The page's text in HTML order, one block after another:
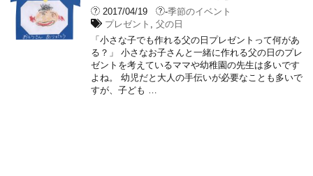
2017/04/19 -季節のイベント
プレゼント
,父の日
「小さな子でも作れる父の日プレゼントって何があ
る？」 小さなお子さんと一緒に作れる父の日のプレ
ゼントを考えているママや幼稚園の先生は多いです
よね。 幼児だと大人の手伝いが必要なことも多いで
すが、子ども …